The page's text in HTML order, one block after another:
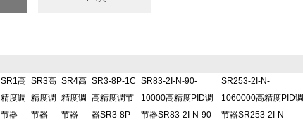
SR1高
精度调
节器
SR3高
精度调
节器
SR4高
精度调
节器
SR3-8P-1C
高精度调节
器SR3-8P-
SR83-2I-N-90-
10000高精度PID调
节器SR83-2I-N-90-
SR253-2I-N-
1060000高精度PID调
节器SR253-2I-N-